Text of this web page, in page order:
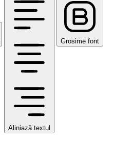
Aliniază textul
Grosime font